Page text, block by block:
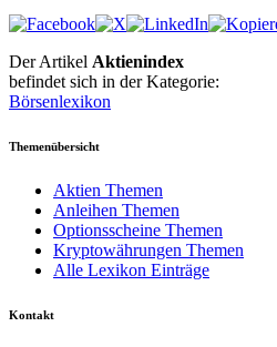
Der Artikel Aktienindex
befindet sich in der Kategorie:
Börsenlexikon
Themenübersicht
Aktien Themen
Anleihen Themen
Optionsscheine Themen
Kryptowährungen Themen
Alle Lexikon Einträge
Kontakt